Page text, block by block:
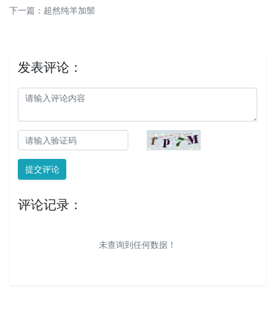
下一篇： 超然纯羊加鬃
发表评论：
提交评论
评论记录：
未查询到任何数据！